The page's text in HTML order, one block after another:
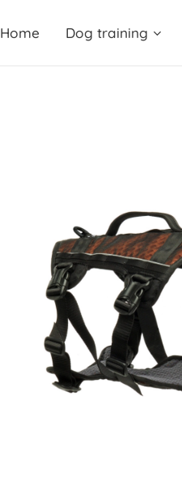
Home Dog training